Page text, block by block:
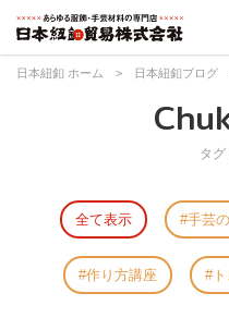
日本紐釦 ホーム > 日本紐釦ブログ
タ
全て表示 手芸
作り方講座